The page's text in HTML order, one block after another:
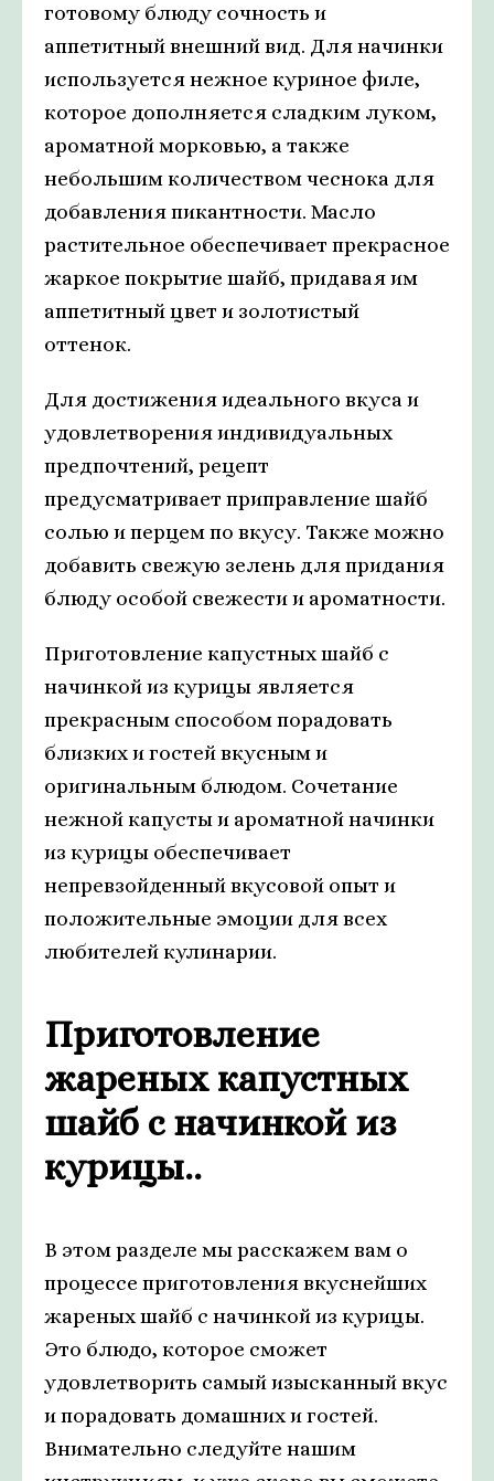
готовому блюду сочность и
аппетитный внешний вид. Для начинки
используется нежное куриное филе,
которое дополняется сладким луком,
ароматной морковью, а также
небольшим количеством чеснока для
добавления пикантности. Масло
растительное обеспечивает прекрасное
жаркое покрытие шайб, придавая им
аппетитный цвет и золотистый
оттенок.
Для достижения идеального вкуса и
удовлетворения индивидуальных
предпочтений, рецепт
предусматривает приправление шайб
солью и перцем по вкусу. Также можно
добавить свежую зелень для придания
блюду особой свежести и ароматности.
Приготовление капустных шайб с
начинкой из курицы является
прекрасным способом порадовать
близких и гостей вкусным и
оригинальным блюдом. Сочетание
нежной капусты и ароматной начинки
из курицы обеспечивает
непревзойденный вкусовой опыт и
положительные эмоции для всех
любителей кулинарии.
Приготовление
жареных капустных
шайб с начинкой из
курицы..
В этом разделе мы расскажем вам о
процессе приготовления вкуснейших
жареных шайб с начинкой из курицы.
Это блюдо, которое сможет
удовлетворить самый изысканный вкус
и порадовать домашних и гостей.
Внимательно следуйте нашим